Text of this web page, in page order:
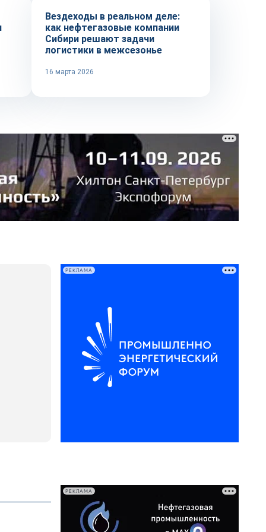
Вездеходы в реальном деле:
как нефтегазовые компании
Сибири решают задачи
логистики в межсезонье
16 марта 2026
РЕКЛАМА
РЕКЛАМА